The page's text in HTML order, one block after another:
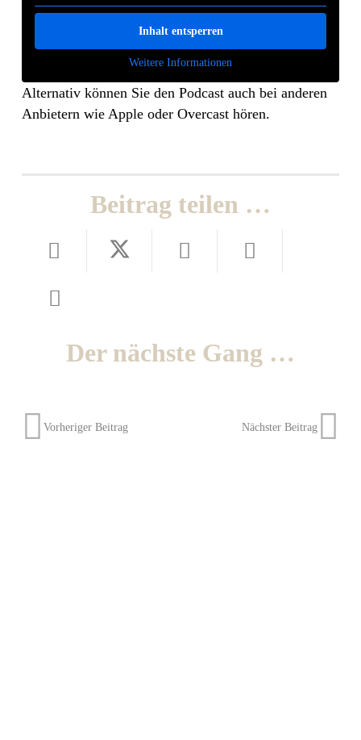
Inhalt entsperren
Weitere Informationen
Alternativ können Sie den Podcast auch bei anderen
Anbietern wie Apple oder Overcast hören.
Beitrag teilen …
Der nächste Gang …
Vorheriger Beitrag Nächster Beitrag